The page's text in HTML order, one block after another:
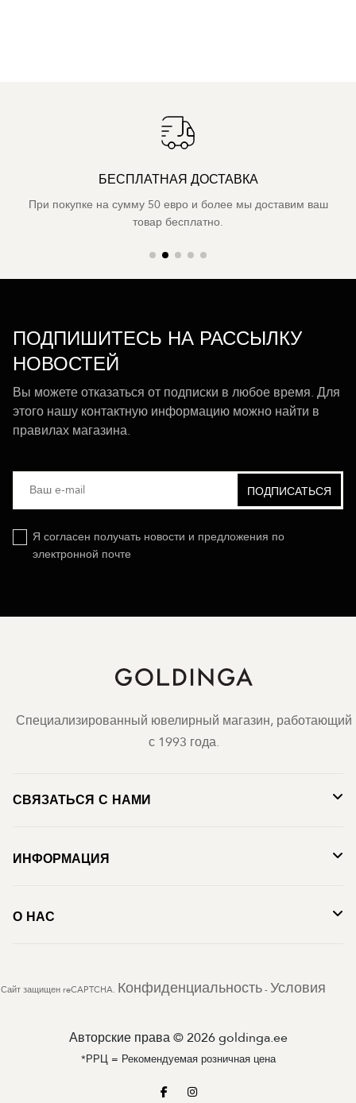
БЕСПЛАТНАЯ ДОСТАВКА
При покупке на сумму 50 евро и более мы доставим ваш
товар бесплатно.
ПОДПИШИТЕСЬ НА РАССЫЛКУ
НОВОСТЕЙ
Вы можете отказаться от подписки в любое время. Для
этого нашу контактную информацию можно найти в
правилах магазина.
Я согласен получать новости и предложения по
электронной почте
Специализированный ювелирный магазин, работающий
с 1993 года.
СВЯЗАТЬСЯ С НАМИ
ИНФОРМАЦИЯ
О НАС
Сайт защищен reCAPTCHA. Конфиденциальность - Условия
Авторские права © 2026 goldinga.ee
*РРЦ = Рекомендуемая розничная цена